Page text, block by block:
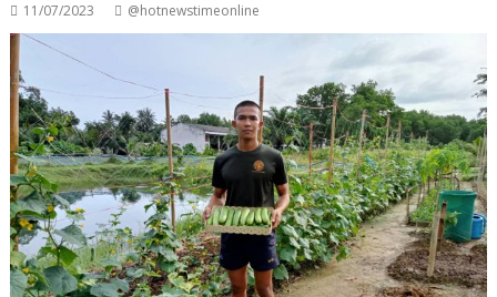
11/07/2023 @hotnewstimeonline